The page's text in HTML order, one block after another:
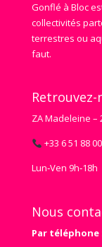
Gonflé à Bloc
collectivités
terrestres ou
faut.
Retrouvez-
ZA Madeleine –
+33 6 51 88
Lun‑Ven 9h‑18h
Nous
Par téléphone